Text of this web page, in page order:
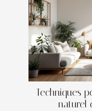
Techniques
naturel